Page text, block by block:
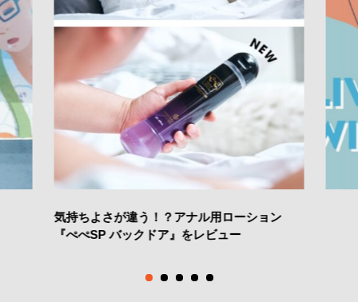
気持ちよさが違う！？アナル用ローション
『ぺぺSP バックドア』をレビュー